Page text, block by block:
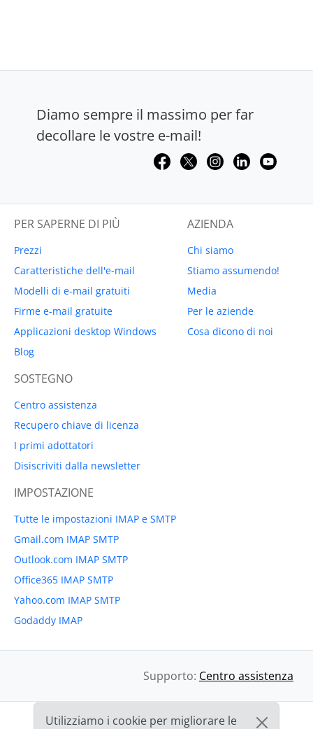
Diamo sempre il massimo per far
decollare le vostre e-mail!
PER SAPERNE DI PIÙ
Prezzi
Caratteristiche dell'e-mail
Modelli di e-mail gratuiti
Firme e-mail gratuite
Applicazioni desktop Windows
Blog
AZIENDA
Chi siamo
Stiamo assumendo!
Media
Per le aziende
Cosa dicono di noi
SOSTEGNO
Centro assistenza
Recupero chiave di licenza
I primi adottatori
Disiscriviti dalla newsletter
IMPOSTAZIONE
Tutte le impostazioni IMAP e SMTP
Gmail.com IMAP SMTP
Outlook.com IMAP SMTP
Office365 IMAP SMTP
Yahoo.com IMAP SMTP
Godaddy IMAP
Supporto: Centro assistenza
Utilizziamo i cookie per migliorare le